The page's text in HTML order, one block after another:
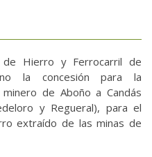
de Hierro y Ferrocarril de
la concesión para la
de Aboño a Candás
y Regueral), para el
extraído de las minas de